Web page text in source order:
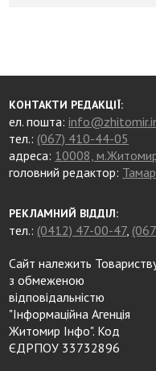
КОНТАКТИ РЕДАКЦІЇ:
ел. пошта:
тел.: (067) 410-44-05
адреса: 10008,
головний редактор:
РЕКЛАМНИЙ ВІДДІЛ:
тел.: (0412) 47-00-47,
Сайт належить
з обмеженою
відповідальністю
"Інформаційна Агенція
Житомир Інфо". Код
ЄДРПОУ 33732896